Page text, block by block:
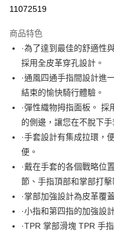
上海商業儲蓄銀行
臺灣中小企業銀行
匯豐（台灣）商業銀行
聯邦商業銀行
元大商業銀行
玉山商業銀行
台灣樂天信用卡公司
LINE Pay
Apple Pay
街口支付
悠遊付
Google Pay
全盈+PAY
大哥付你分期
相關說明
1.本服務由台灣大哥大提供，
2.付款方式選擇「大哥付你分期
流程，驗證手機門號後，選擇
成交易。
3.實際核准額度、可分期數及費
AFTEE先享後付
相關說明
【關於「AFTEE先享後付」】
AFTEE先享後付是「在收到商
便利好安心！
11072519
商品特色
·為了達到最佳的舒適性
採用全皮革穿孔設計。
·通風四通手指間設計進
結束的愉快騎行體驗。
·彈性織物拇指面板。
的側邊，讓您在不脫下
·手套設計有集成拉環，
便。
·戴在手套的各個戰略位
節、手指頂部和掌部打擊
·掌部加強設計為皮革覆
·小指和第四指的加強設
·TPR 掌部滑塊 TPR 手